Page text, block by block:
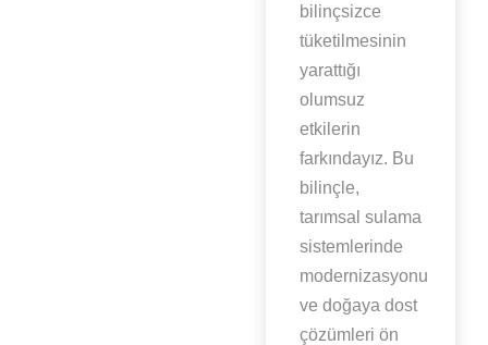
bilinçsizce
tüketilmesinin
yarattığı
olumsuz
etkilerin
farkındayız. Bu
bilinçle,
tarımsal sulama
sistemlerinde
modernizasyonu
ve doğaya dost
çözümleri ön